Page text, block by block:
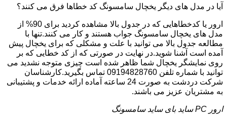
آیا در مدل های دیگر یخچال سامسونگ کد خطاها فرق می کنند؟
ارور یا کدخطاهایی که در جدول بالا مشاهده کردید برای 90% از
مدل های یخچال سامسونگ جواب هستند و کار می کنند.تنها با
مطالعه جدول بالا می توانید با علت و مشکلی که برای یخچال پیش
آمده است آشنا شوید.در نهایت در صورتی که از کد خطایی که بر
روی نمایشگر یخچال شما ظاهر شده است چیزی متوجه نشدید می
توانید با شماره تلفن 09194828760 تماس بگیرید.کارشناسان
شرکت دردشت به صورت 24 ساعته آماده ارائه خدمات و پشتیبانی
به مشتریان عزیز می باشند.
ارور PC ساید بای ساید سامسونگ